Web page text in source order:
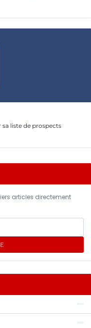
liste de prospects
articles directement